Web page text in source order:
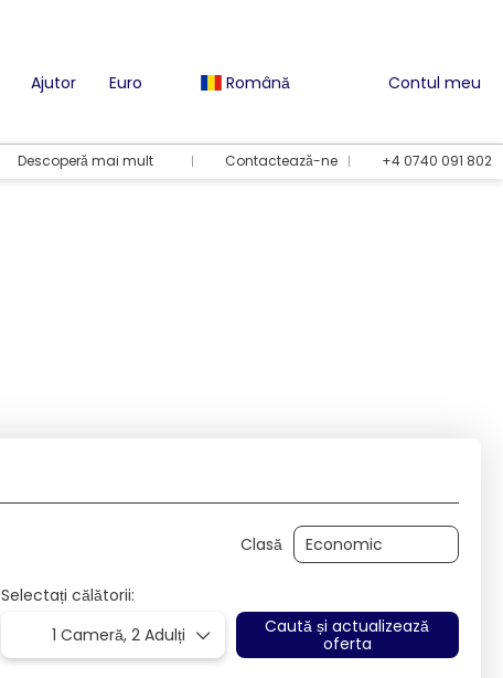
Ajutor Euro Română Contul meu
Descoperă mai mult Contactează-ne +4 0740 091 802
Clasă
Selectați călătorii:
1 Cameră,2 Adulți
Caută și actualizează
oferta